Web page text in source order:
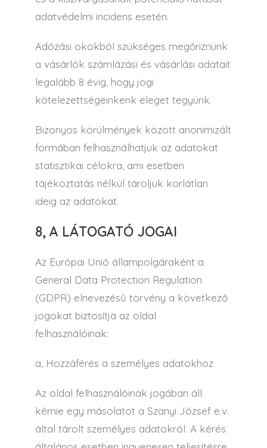
adatvédelmi incidens esetén.
Adózási okokból szükséges megőriznünk
a vásárlók számlázási és vásárlási adatait
legalább 8 évig, hogy jogi
kötelezettségeinkenk eleget tegyünk.
Bizonyos körülmények között anonimizált
formában felhasználhatjuk az adatokat
statisztikai célokra, ami esetben
tájékoztatás nélkül tároljuk korlátlan
ideig az adatokat.
8, A LÁTOGATÓ JOGAI
Az Európai Unió állampolgáraként a
General Data Protection Regulation
(GDPR) elnevezésű törvény a következő
jogokat biztosítja az oldal
felhasználóinak:
a, Hozzáférés a személyes adatokhoz
Az oldal felhasználóinak jogában áll
kérnie egy másolatot a Szanyi József e.v.
által tárolt személyes adatokról. A kérés